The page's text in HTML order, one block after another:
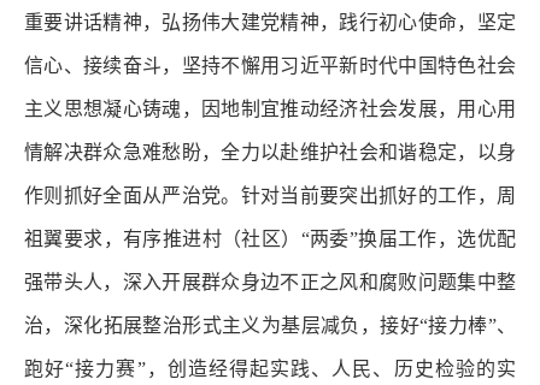
重要讲话精神，弘扬伟大建党精神，践行初心使命，坚定
信心、接续奋斗，坚持不懈用习近平新时代中国特色社会
主义思想凝心铸魂，因地制宜推动经济社会发展，用心用
情解决群众急难愁盼，全力以赴维护社会和谐稳定，以身
作则抓好全面从严治党。针对当前要突出抓好的工作，周
祖翼要求，有序推进村（社区）“两委”换届工作，选优配
强带头人，深入开展群众身边不正之风和腐败问题集中整
治，深化拓展整治形式主义为基层减负，接好“接力棒”、
跑好“接力赛”，创造经得起实践、人民、历史检验的实